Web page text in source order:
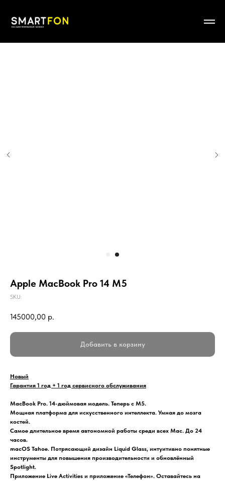
Apple MacBook Pro 14 M5
SKU:
145000,00 р.
Добавить в корзину
Новый
Гарантия 1 год + 1 год сервисного обслуживания
MacBook Pro. 14-дюймовая модель. Теперь с M5.
Мощная платформа для искусственного интеллекта. Умная до мозга
костей.
Самое длительное время автономной работы среди всех Mac. До 24
часов.
macOS Tahoe. Потрясающий дизайн Liquid Glass, интуитивно понятные
инструменты для повышения производительности и обновлённый
Spotlight.
Приложение Live Activities и приложение «Телефон». Оставайтесь на